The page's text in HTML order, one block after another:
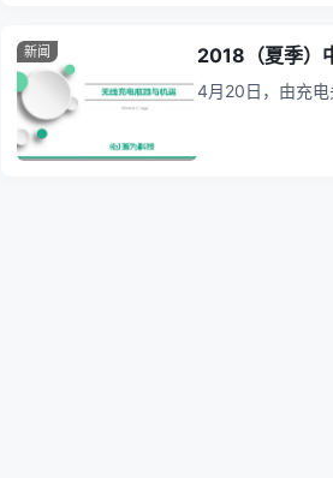
新闻 2018（夏季）
4月20日，由充电